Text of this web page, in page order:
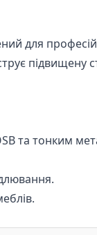
для
підвищену
та тонким